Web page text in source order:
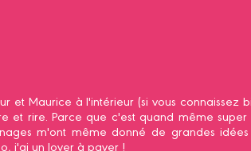
et Maurice à l'intérieur (si vous connaissez
et rire. Parce que c'est quand même super
m'ont même donné de grandes idées
j'ai un loyer à payer !